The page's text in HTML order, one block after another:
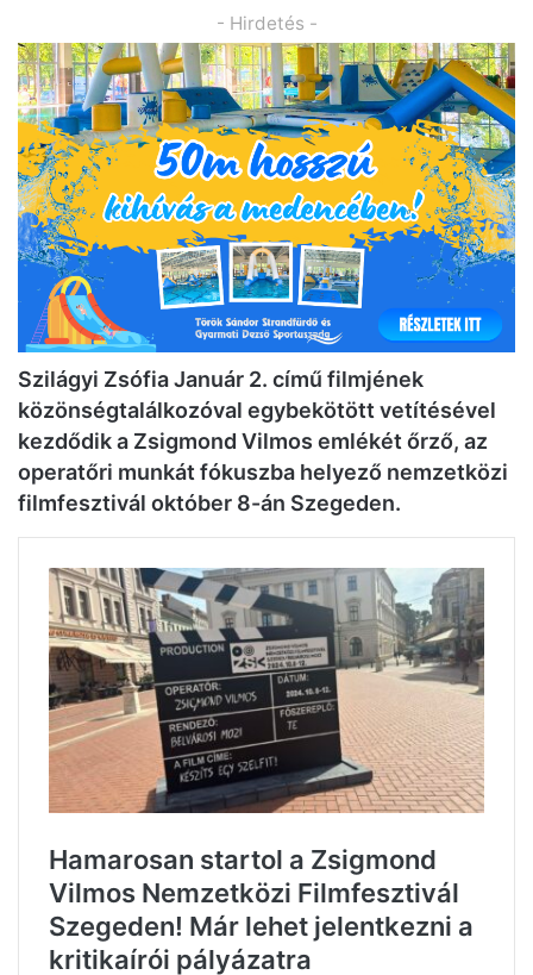
- Hirdetés -
Szilágyi Zsófia Január 2. című filmjének
közönségtalálkozóval egybekötött vetítésével
kezdődik a Zsigmond Vilmos emlékét őrző, az
operatőri munkát fókuszba helyező nemzetközi
filmfesztivál október 8-án Szegeden.